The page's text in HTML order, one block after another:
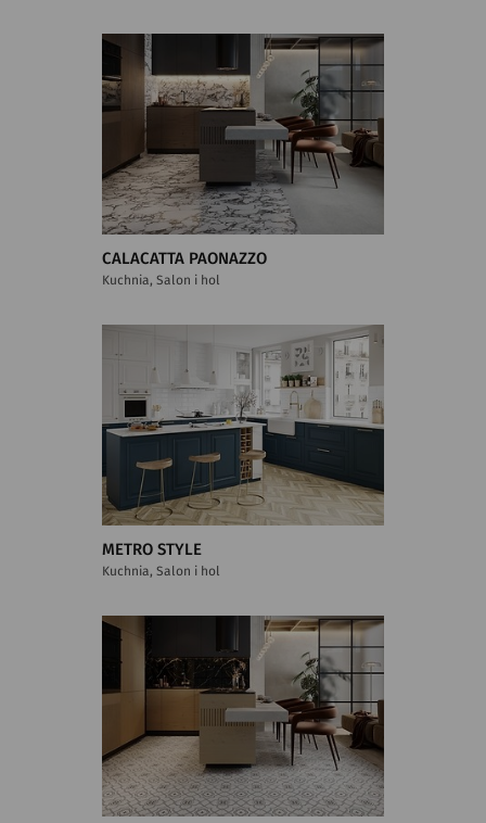
CALACATTA PAONAZZO
Kuchnia, Salon i hol
METRO STYLE
Kuchnia, Salon i hol